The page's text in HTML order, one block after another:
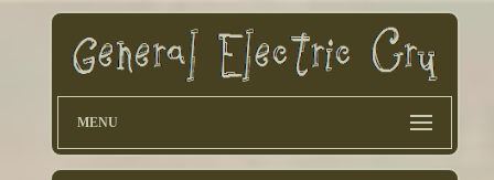
MENU